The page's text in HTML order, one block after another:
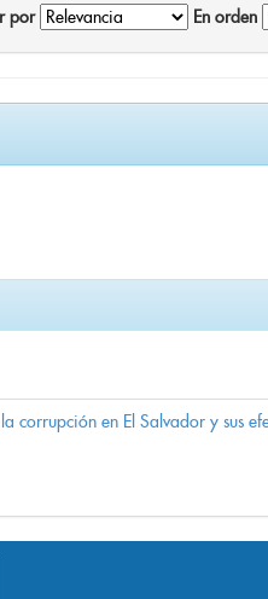
por En orden
corrupción en El Salvador y sus